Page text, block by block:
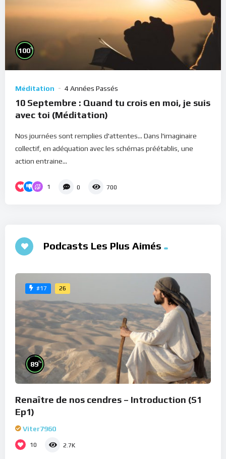
100%
Méditation 4 Années Passés
10 Septembre : Quand tu crois en moi, je suis
avec toi (Méditation)
Nos journées sont remplies d'attentes... Dans l'imaginaire
collectif, en adéquation avec les schémas préétablis, une
action entraine...
1 0 700
Podcasts Les Plus Aimés
#17 26
89%
Renaître de nos cendres – Introduction (S1
Ep1)
Viter7960
10 2.7K